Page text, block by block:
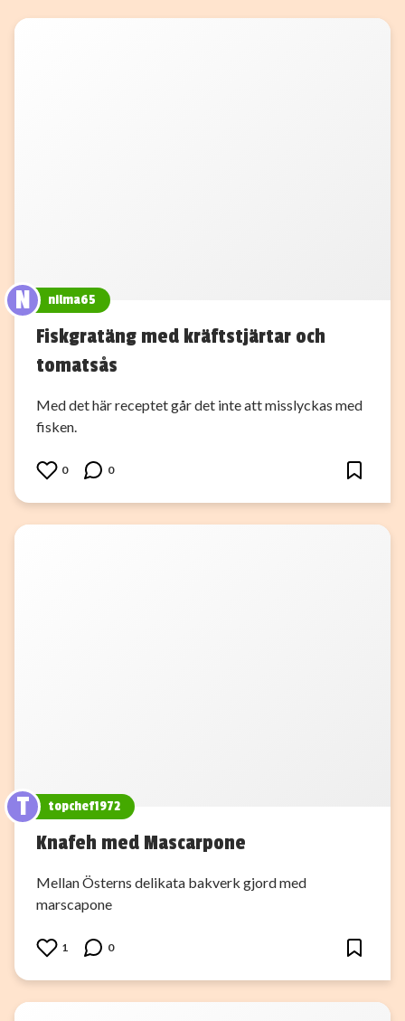
N nilma65
Fiskgratäng med kräftstjärtar och
tomatsås
Med det här receptet går det inte att misslyckas med
fisken.
0 0
T topchef1972
Knafeh med Mascarpone
Mellan Österns delikata bakverk gjord med
marscapone
1 0